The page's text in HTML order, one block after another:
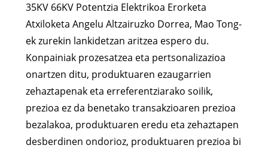
35KV 66KV Potentzia Elektrikoa Erorketa
Atxiloketa Angelu Altzairuzko Dorrea, Mao Tong-
ek zurekin lankidetzan aritzea espero du.
Konpainiak prozesatzea eta pertsonalizazioa
onartzen ditu, produktuaren ezaugarrien
zehaztapenak eta erreferentziarako soilik,
prezioa ez da benetako transakzioaren prezioa
bezalakoa, produktuaren eredu eta zehaztapen
desberdinen ondorioz, produktuaren prezioa bi